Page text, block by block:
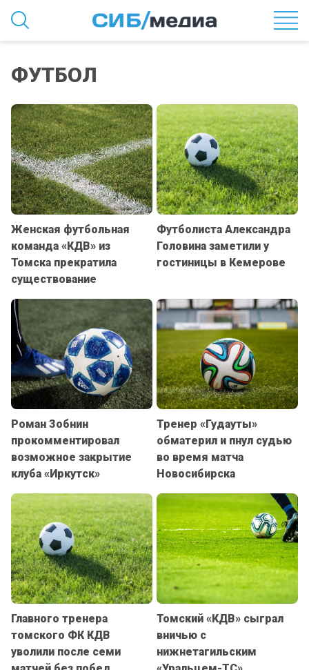
ФУТБОЛ
Женская футбольная
команда «КДВ» из
Томска прекратила
существование
Футболиста Александра
Головина заметили у
гостиницы в Кемерове
Роман Зобнин
прокомментировал
возможное закрытие
клуба «Иркутск»
Тренер «Гудауты»
обматерил и пнул судью
во время матча
Новосибирска
Главного тренера
томского ФК КДВ
уволили после семи
Томский «КДВ» сыграл
вничью с
нижнетагильским